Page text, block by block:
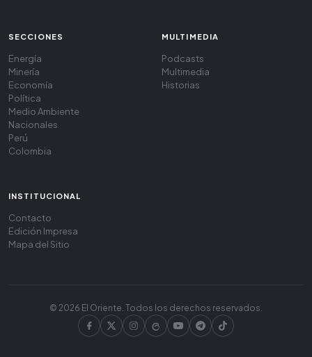
SECCIONES
Energía
Minería
Economía
Política
Medio Ambiente
Nacionales
Perú
Colombia
MULTIMEDIA
Podcasts
Multimedia
Historias
INSTITUCIONAL
Contacto
Edición Impresa
Mapa del Sitio
© 2026 El Oriente. Todos los derechos reservados.